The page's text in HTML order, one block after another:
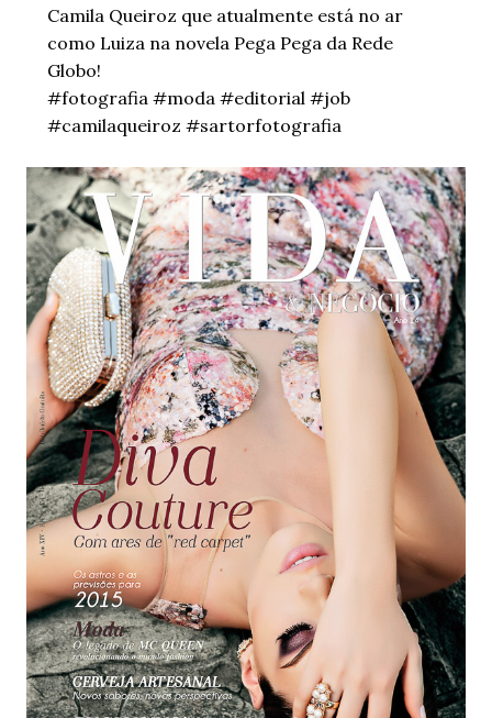
Camila Queiroz que atualmente está no ar
como Luiza na novela Pega Pega da Rede
Globo!
#fotografia #moda #editorial #job
#camilaqueiroz #sartorfotografia